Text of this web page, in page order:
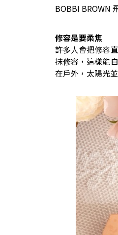
BOBBI BROWN
修容是要柔焦
許多人會把修容
抹修容，這樣能
在戶外，太陽光